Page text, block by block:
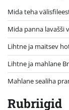
Mida teha
Mida panna lavašši
Lihtne ja maitsev
Lihtne ja mahlane
Mahlane sealiha
Rubriigid